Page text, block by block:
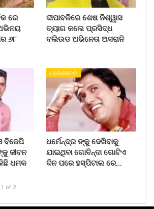
ରେ
୬୮
ଦୀପାବଳିରେ ଶେଷ ନିଶ୍ୱାସ
ତ୍ୟାଗ କଲେ ପ୍ରସିଦ୍ଧ
ବଲିଉଡ ଅଭିନେତା ଅସରାନି
ବିଜେପି
ଜୀବନ
ଧମକ
ମନୋରଞ୍ଜନ
ଧର୍ମେନ୍ଦ୍ର ଙ୍କୁ ଦେଖିବାକୁ
ଯାଇଥିବା ଗୋବିନ୍ଦା ଗୋଟିଏ
ଦିନ ପରେ ହସ୍ପିଟାଲ ରେ…
1 of 2